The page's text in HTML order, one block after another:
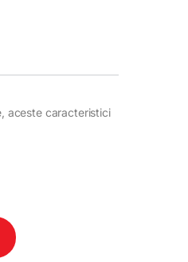
aceste caracteristici